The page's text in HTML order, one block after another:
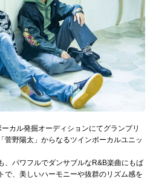
ング
カル発掘オーディションにてグランプリ
菅野陽太」からなるツインボーカルユニッ
、パワフルでダンサブルなR&B楽曲にもば
で、美しいハーモニーや抜群のリズム感を